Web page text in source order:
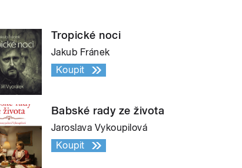
Tropické noci
Jakub Fránek
Koupit
Babské rady ze života
Jaroslava Vykoupilová
Koupit